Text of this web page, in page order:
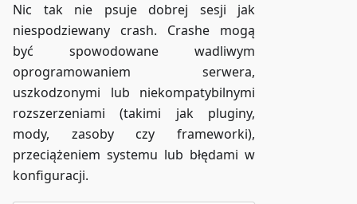
Nic tak nie psuje dobrej sesji jak
niespodziewany crash. Crashe mogą
być spowodowane wadliwym
oprogramowaniem serwera,
uszkodzonymi lub niekompatybilnymi
rozszerzeniami (takimi jak pluginy,
mody, zasoby czy frameworki),
przeciążeniem systemu lub błędami w
konfiguracji.